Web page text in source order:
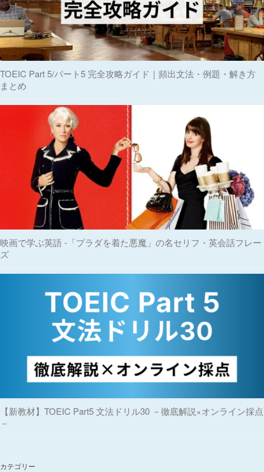
TOEIC Part 5/パート5 完全攻略ガイド｜頻出文法・例題・解き方
まとめ
映画で学ぶ英語 -「プラダを着た悪魔」の名セリフ・英会話フレー
ズ
【新教材】TOEIC Part5 文法ドリル30 －徹底解説×オンライン採点
－
カテゴリー